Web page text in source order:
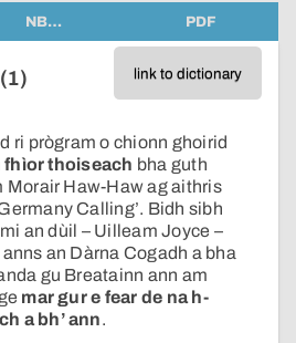
NB… PDF
link to dictionary
ri prògram o chionn ghoirid
fhìor thoiseach bha guth
Morair Haw-Haw ag aithris
Calling’. Bidh sibh
an dùil – Uilleam Joyce –
an Dàrna Cogadh a bha
gu Breatainn ann am
mar gur e fear de na h-
a bh’ ann.